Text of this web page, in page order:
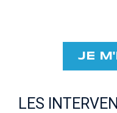
JE
LES